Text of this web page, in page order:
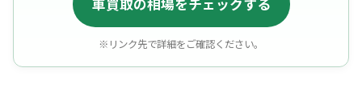
※リンク先で詳細をご確認ください。